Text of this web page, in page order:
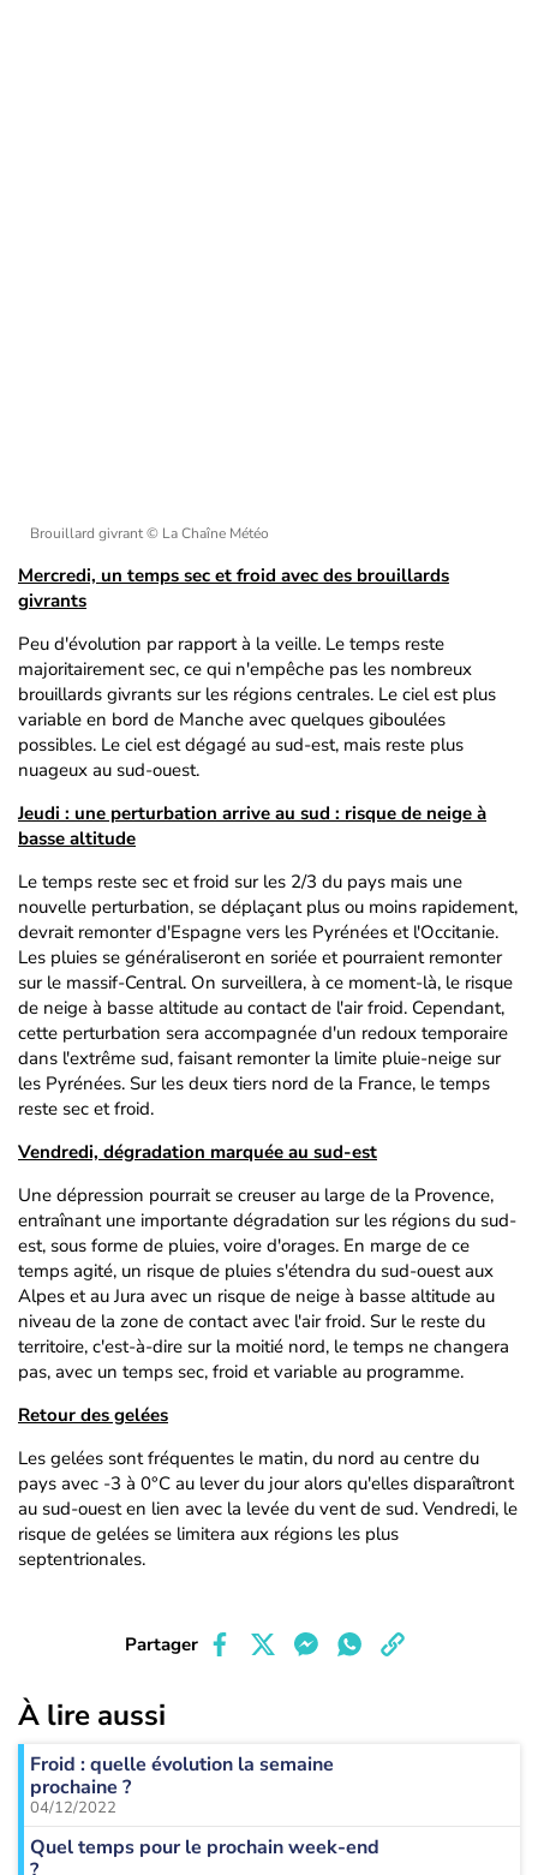
Brouillard givrant© La Chaîne Météo
Mercredi, un temps sec et froid avec des brouillards
givrants
Peu d'évolution par rapport à la veille. Le temps reste
majoritairement sec, ce qui n'empêche pas les nombreux
brouillards givrants sur les régions centrales. Le ciel est plus
variable en bord de Manche avec quelques giboulées
possibles. Le ciel est dégagé au sud-est, mais reste plus
nuageux au sud-ouest.
Jeudi : une perturbation arrive au sud : risque de neige à
basse altitude
Le temps reste sec et froid sur les 2/3 du pays mais une
nouvelle perturbation, se déplaçant plus ou moins rapidement,
devrait remonter d'Espagne vers les Pyrénées et l'Occitanie.
Les pluies se généraliseront en soriée et pourraient remonter
sur le massif-Central. On surveillera, à ce moment-là, le risque
de neige à basse altitude au contact de l'air froid. Cependant,
cette perturbation sera accompagnée d'un redoux temporaire
dans l'extrême sud, faisant remonter la limite pluie-neige sur
les Pyrénées. Sur les deux tiers nord de la France, le temps
reste sec et froid.
Vendredi, dégradation marquée au sud-est
Une dépression pourrait se creuser au large de la Provence,
entraînant une importante dégradation sur les régions du sud-
est, sous forme de pluies, voire d'orages. En marge de ce
temps agité, un risque de pluies s'étendra du sud-ouest aux
Alpes et au Jura avec un risque de neige à basse altitude au
niveau de la zone de contact avec l'air froid. Sur le reste du
territoire, c'est-à-dire sur la moitié nord, le temps ne changera
pas, avec un temps sec, froid et variable au programme.
Retour des gelées
Les gelées sont fréquentes le matin, du nord au centre du
pays avec -3 à 0°C au lever du jour alors qu'elles disparaîtront
au sud-ouest en lien avec la levée du vent de sud. Vendredi, le
risque de gelées se limitera aux régions les plus
septentrionales.
Partager
À lire aussi
Froid : quelle évolution la semaine
prochaine ?
04/12/2022
Quel temps pour le prochain week-end
?